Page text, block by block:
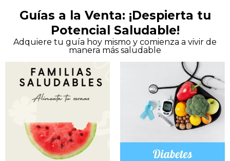
Guías a la Venta: ¡Despierta tu
Potencial Saludable!
Adquiere tu guía hoy mismo y comienza a vivir de
manera más saludable